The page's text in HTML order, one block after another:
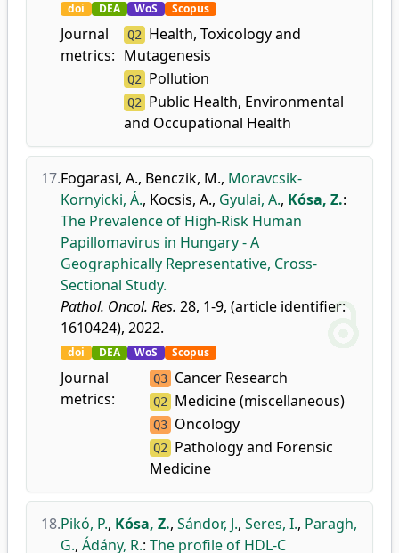
doi DEA WoS Scopus
Journal
metrics:
Q2
Health, Toxicology and
Mutagenesis
Q2 Pollution
Q2
Public Health, Environmental
and Occupational Health
17.Fogarasi, A., Benczik, M., Moravcsik-
Kornyicki, Á., Kocsis, A., Gyulai, A., Kósa, Z.:
The Prevalence of High-Risk Human
Papillomavirus in Hungary - A
Geographically Representative, Cross-
Sectional Study.
Pathol. Oncol. Res. 28, 1-9, (article identifier:
1610424), 2022.
doi DEA WoS Scopus
Journal
metrics:
Q3 Cancer Research
Q2 Medicine (miscellaneous)
Q3 Oncology
Q2 Pathology and Forensic
Medicine
18.Pikó, P., Kósa, Z., Sándor, J., Seres, I., Paragh,
G., Ádány, R.: The profile of HDL-C